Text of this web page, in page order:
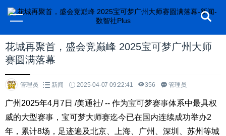
花城再聚首，盛会竞巅峰 2025宝可梦广州大师
赛圆满落幕
管理员 新闻 2025-04-07 09:22:41 356 管理员
广州 2025年4月7日 /美通社/ -- 作为宝可梦赛事体系中最具权
威的大型赛事，宝可梦大师赛迄今已在国内连续成功举办2
年，累计8场，足迹遍及北京、上海、广州、深圳、苏州等城